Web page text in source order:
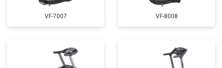
VF-7007 VF-8008